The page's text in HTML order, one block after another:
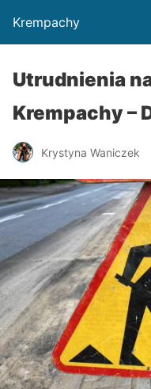
Krempachy
Utrudnienia
Krempachy –
Krystyna Waniczek